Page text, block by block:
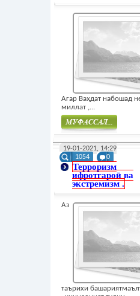
Агар Ваҳдат набошад
миллат ,...
Муфасал
19-01-2021, 14:29
1054
0
Терроризм
ифротгароӣ ва
экстремизм .
Аз
таърихи